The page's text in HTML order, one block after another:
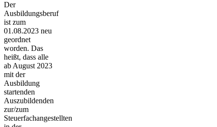
Der
Ausbildungsberuf
ist zum
01.08.2023 neu
geordnet
worden. Das
heißt, dass alle
ab August 2023
mit der
Ausbildung
startenden
Auszubildenden
zur/zum
Steuerfachangestellten